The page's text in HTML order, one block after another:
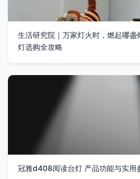
生活研究院｜万家灯火时，燃起哪盏
灯选购全攻略
冠雅d408阅读台灯 产品功能与实用